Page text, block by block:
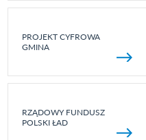
PROJEKT CYFROWA
GMINA
RZĄDOWY FUNDUSZ
POLSKI ŁAD